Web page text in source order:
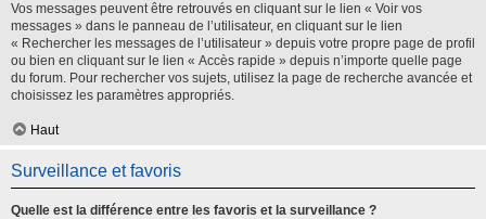
Vos messages peuvent être retrouvés en cliquant sur le lien « Voir vos
messages » dans le panneau de l’utilisateur, en cliquant sur le lien
« Rechercher les messages de l’utilisateur » depuis votre propre page de profil
ou bien en cliquant sur le lien « Accès rapide » depuis n’importe quelle page
du forum. Pour rechercher vos sujets, utilisez la page de recherche avancée et
choisissez les paramètres appropriés.
Haut
Surveillance et favoris
Quelle est la différence entre les favoris et la surveillance ?